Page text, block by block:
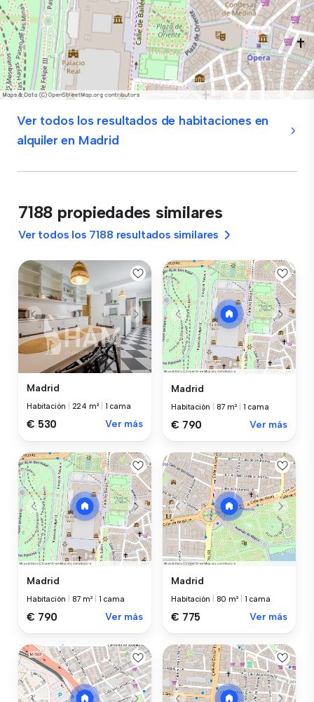
Ver todos los resultados de habitaciones en
alquiler en Madrid
7188 propiedades similares
Ver todos los 7188 resultados similares
Madrid
Habitación 224 m² 1 cama
€ 530 Ver más
Madrid
Habitación 87 m² 1 cama
€ 790 Ver más
Madrid
Habitación 87 m² 1 cama
€ 790 Ver más
Madrid
Habitación 80 m² 1 cama
€ 775 Ver más